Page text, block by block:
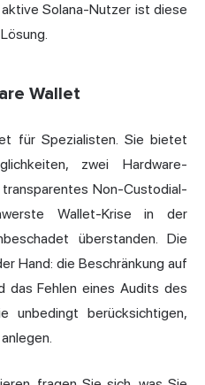
Solana-Nutzer ist diese
Wallet
für Spezialisten. Sie bietet
zwei Hardware-
Non-Custodial-
Wallet-Krise in der
überstanden. Die
Hand: die Beschränkung auf
das Fehlen eines Audits des
unbedingt berücksichtigen,